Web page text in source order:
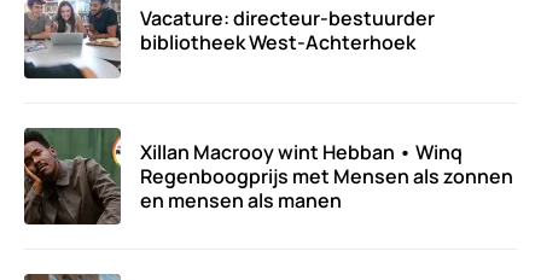
Vacature: directeur-bestuurder
bibliotheek West-Achterhoek
Xillan Macrooy wint Hebban • Winq
Regenboogprijs met Mensen als zonnen
en mensen als manen